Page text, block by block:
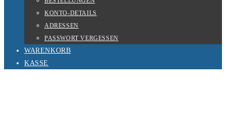
KONTO-DETAILS
ADRESSEN
PASSWORT VERGESSEN
WARENKORB
KASSE